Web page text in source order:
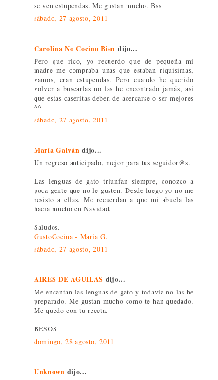
se ven estupendas. Me gustan mucho. Bss
sábado, 27 agosto, 2011
Carolina No Cocino Bien dijo...
Pero que rico, yo recuerdo que de pequeña mi
madre me compraba unas que estaban riquisimas,
vamos, eran estupendas. Pero cuando he querido
volver a buscarlas no las he encontrado jamás, así
que estas caseritas deben de acercarse o ser mejores
^^
sábado, 27 agosto, 2011
María Galván dijo...
Un regreso anticipado, mejor para tus seguidor@s.
Las lenguas de gato triunfan siempre, conozco a
poca gente que no le gusten. Desde luego yo no me
resisto a ellas. Me recuerdan a que mi abuela las
hacía mucho en Navidad.
Saludos.
GustoCocina - María G.
sábado, 27 agosto, 2011
AIRES DE AGUILAS dijo...
Me encantan las lenguas de gato y todavia no las he
preparado. Me gustan mucho como te han quedado.
Me quedo con tu receta.
BESOS
domingo, 28 agosto, 2011
Unknown dijo...